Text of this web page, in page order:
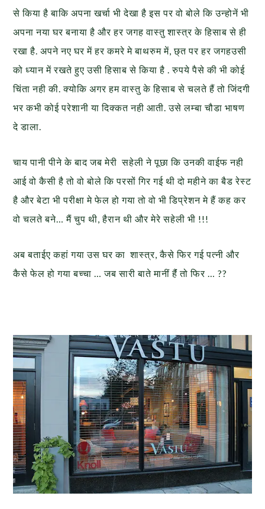
से किया है बाकि अपना खर्चा भी देखा है इस पर वो बोले कि उन्होनें भी
अपना नया घर बनाया है और हर जगह वास्तु शास्त्र के हिसाब से ही
रखा है. अपने नए घर में हर कमरे मे बाथरुम में, छ्त पर हर जगहउसी
को ध्यान में रखते हुए उसी हिसाब से किया है . रुपये पैसे की भी कोई
चिंता नही की. क्योकि अगर हम वास्तु के हिसाब से चलते हैं तो जिंदगी
भर कभी कोई परेशानी या दिक्कत नही आती. उसे लम्बा चौडा भाषण
दे डाला.
चाय पानी पीने के बाद जब मेरी सहेली ने पूछा कि उनकी वाईफ नही
आई वो कैसी है तो वो बोले कि परसों गिर गई थी दो महीने का बैड रेस्ट
है और बेटा भी परीक्षा मे फेल हो गया तो वो भी डिप्रेशन मे हैं कह कर
वो चलते बने… मैं चुप थी, हैरान थी और मेरे सहेली भी !!!
अब बताईए कहां गया उस घर का शास्त्र, कैसे फिर गई पत्नी और
कैसे फेल हो गया बच्चा … जब सारी बाते मानीं हैंं तो फिर … ??